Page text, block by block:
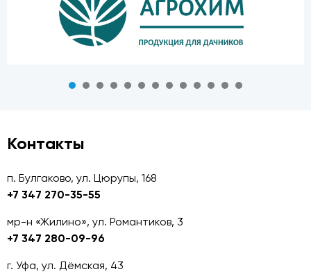
Контакты
п. Булгаково, ул. Цюрупы, 168
+7 347 270-35-55
мр-н «Жилино», ул. Романтиков, 3
+7 347 280-09-96
г. Уфа, ул. Дёмская, 43